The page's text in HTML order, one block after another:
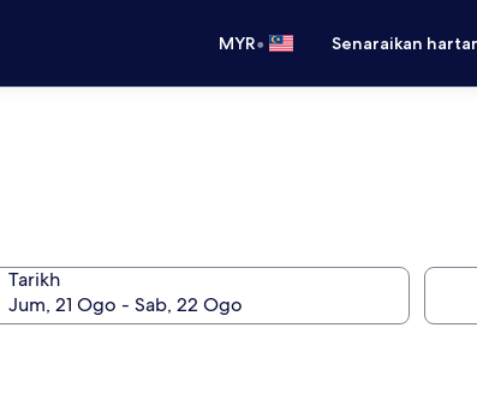
MYR• Senaraikan
Tarikh